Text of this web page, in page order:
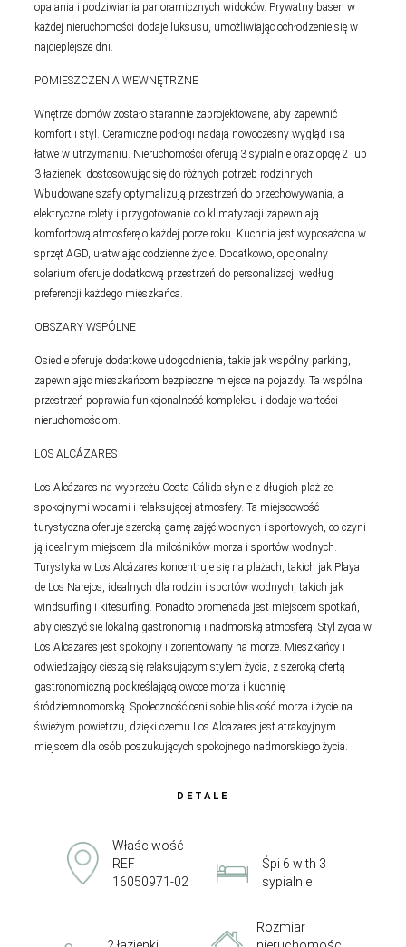
opalania i podziwiania panoramicznych widoków. Prywatny basen w
każdej nieruchomości dodaje luksusu, umożliwiając ochłodzenie się w
najcieplejsze dni.
POMIESZCZENIA WEWNĘTRZNE
Wnętrze domów zostało starannie zaprojektowane, aby zapewnić
komfort i styl. Ceramiczne podłogi nadają nowoczesny wygląd i są
łatwe w utrzymaniu. Nieruchomości oferują 3 sypialnie oraz opcję 2 lub
3 łazienek, dostosowując się do różnych potrzeb rodzinnych.
Wbudowane szafy optymalizują przestrzeń do przechowywania, a
elektryczne rolety i przygotowanie do klimatyzacji zapewniają
komfortową atmosferę o każdej porze roku. Kuchnia jest wyposażona w
sprzęt AGD, ułatwiając codzienne życie. Dodatkowo, opcjonalny
solarium oferuje dodatkową przestrzeń do personalizacji według
preferencji każdego mieszkańca.
OBSZARY WSPÓLNE
Osiedle oferuje dodatkowe udogodnienia, takie jak wspólny parking,
zapewniając mieszkańcom bezpieczne miejsce na pojazdy. Ta wspólna
przestrzeń poprawia funkcjonalność kompleksu i dodaje wartości
nieruchomościom.
LOS ALCÁZARES
Los Alcázares na wybrzeżu Costa Cálida słynie z długich plaż ze
spokojnymi wodami i relaksującej atmosfery. Ta miejscowość
turystyczna oferuje szeroką gamę zajęć wodnych i sportowych, co czyni
ją idealnym miejscem dla miłośników morza i sportów wodnych.
Turystyka w Los Alcázares koncentruje się na plażach, takich jak Playa
de Los Narejos, idealnych dla rodzin i sportów wodnych, takich jak
windsurfing i kitesurfing. Ponadto promenada jest miejscem spotkań,
aby cieszyć się lokalną gastronomią i nadmorską atmosferą. Styl życia w
Los Alcazares jest spokojny i zorientowany na morze. Mieszkańcy i
odwiedzający cieszą się relaksującym stylem życia, z szeroką ofertą
gastronomiczną podkreślającą owoce morza i kuchnię
śródziemnomorską. Społeczność ceni sobie bliskość morza i życie na
świeżym powietrzu, dzięki czemu Los Alcazares jest atrakcyjnym
miejscem dla osób poszukujących spokojnego nadmorskiego życia.
DETALE
Właściwość
REF
16050971-02
Śpi 6 with 3
sypialnie
Rozmiar